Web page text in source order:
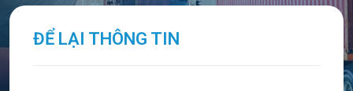
ĐỂ LẠI THÔNG TIN